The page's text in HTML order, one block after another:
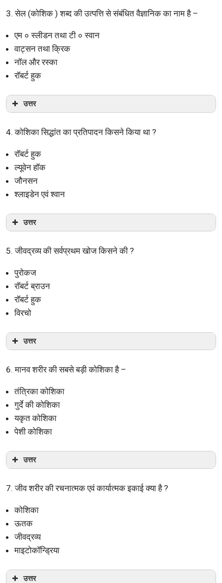
3. सेल (कोशिक ) शब्द की उत्पत्ति से संबंधित वैज्ञानिक का नाम है –
एम ० स्लीडन तथा टी ० स्वान
वाट्सन तथा क्रिक
नॉल और रस्का
रॉबर्ट हुक
उत्तर
4. कोशिका सिद्धांत का प्रतिपादन किसने किया था ?
रॉबर्ट हुक
ल्यूवेन हॉक
जौनसन
श्लाइडेन एवं श्वान
उत्तर
5. जीवद्रव्य की सर्वप्रथम खोज किसने की ?
पुरोकज
रॉबर्ट ब्राउन
रॉबर्ट हुक
विरचो
उत्तर
6. मानव शरीर की सबसे बड़ी कोशिका है –
तंत्रिका कोशिका
गुर्दे की कोशिका
यकृत कोशिका
पेशी कोशिका
उत्तर
7. जीव शरीर की रचनात्मक एवं कार्यात्मक इकाई क्या है ?
कोशिका
ऊतक
जीवद्रव्य
माइटोकॉन्ड्रिया
उत्तर